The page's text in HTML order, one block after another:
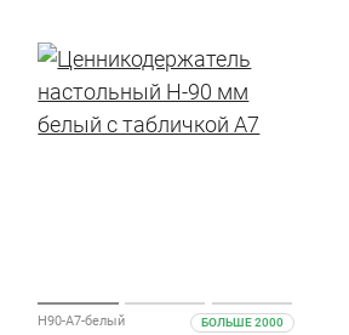
БОЛЬШЕ 2000
H90-A7-белый